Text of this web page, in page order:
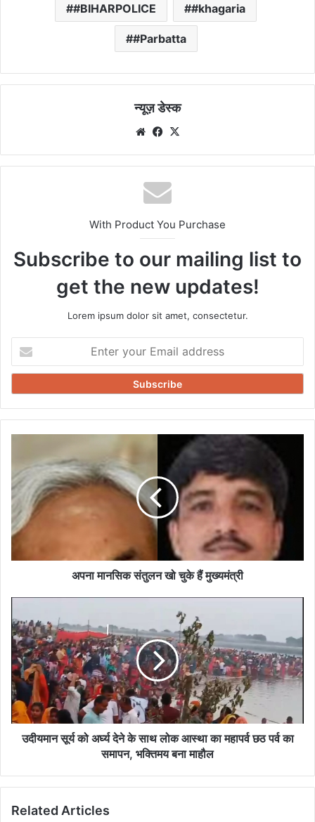
#BIHARPOLICE #khagaria
#Parbatta
न्यूज़ डेस्क
WebsiteFacebook
With Product You Purchase
Subscribe to our mailing list to
get the new updates!
Lorem ipsum dolor sit amet, consectetur.
your
Email
संतुलन
खो
चुके
हैं
मुख्यमंत्री
अपना मानसिक संतुलन खो चुके हैं मुख्यमंत्री
सूर्य
को
अर्घ्य
देने
के
साथ
लोक
आस्था
समापन,
उदीयमान सूर्य को अर्घ्य देने के साथ लोक आस्था का महापर्व छठ पर्व का
समापन, भक्तिमय बना माहौल
Related Articles